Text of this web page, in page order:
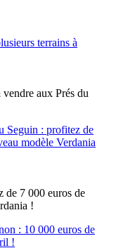
aux Prés du
de 7 000 euros de
!